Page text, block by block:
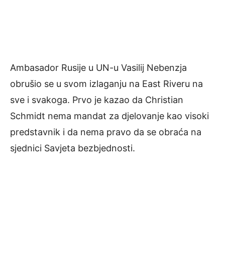
Ambasador Rusije u UN-u Vasilij Nebenzja
obrušio se u svom izlaganju na East Riveru na
sve i svakoga. Prvo je kazao da Christian
Schmidt nema mandat za djelovanje kao visoki
predstavnik i da nema pravo da se obraća na
sjednici Savjeta bezbjednosti.